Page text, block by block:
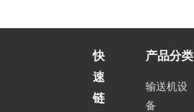
快
速
链
产品分类
输送机设
备